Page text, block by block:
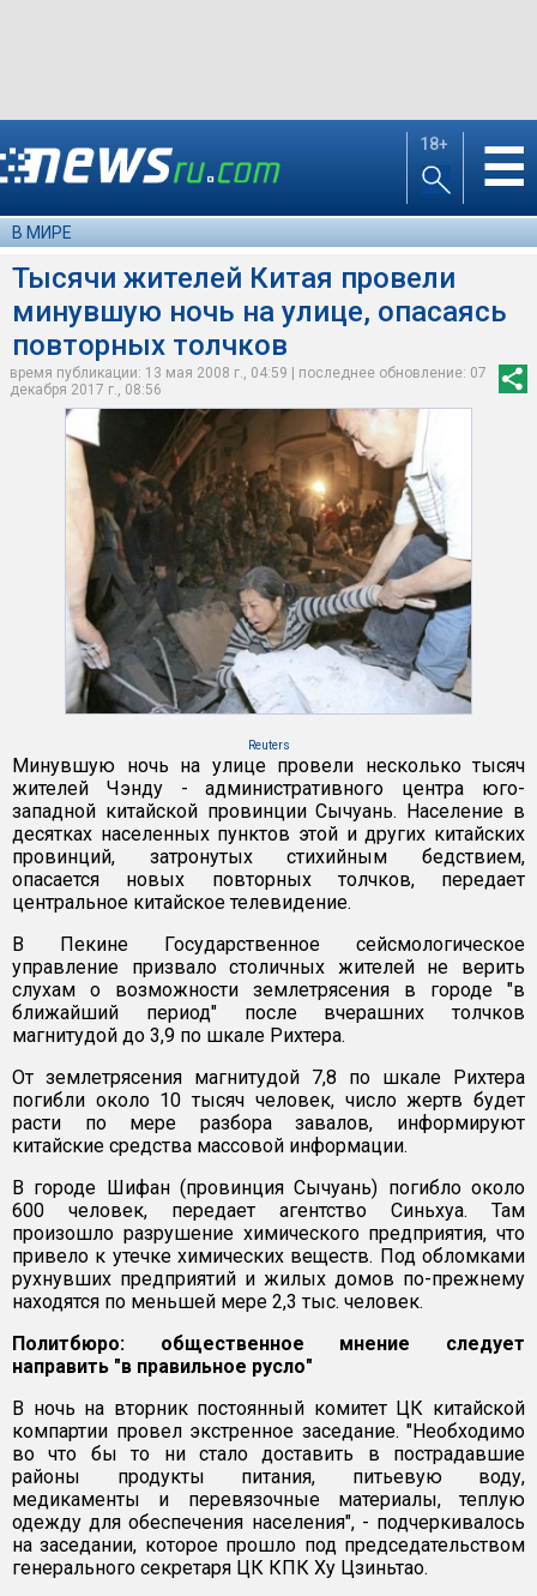
18+ ☰
В МИРЕ
Тысячи жителей Китая провели
минувшую ночь на улице, опасаясь
повторных толчков
время публикации: 13 мая 2008 г., 04:59 | последнее обновление: 07
декабря 2017 г., 08:56
Reuters
Минувшую ночь на улице провели несколько тысяч
жителей Чэнду - административного центра юго-
западной китайской провинции Сычуань. Население в
десятках населенных пунктов этой и других китайских
провинций, затронутых стихийным бедствием,
опасается новых повторных толчков, передает
центральное китайское телевидение.
В Пекине Государственное сейсмологическое
управление призвало столичных жителей не верить
слухам о возможности землетрясения в городе "в
ближайший период" после вчерашних толчков
магнитудой до 3,9 по шкале Рихтера.
От землетрясения магнитудой 7,8 по шкале Рихтера
погибли около 10 тысяч человек, число жертв будет
расти по мере разбора завалов, информируют
китайские средства массовой информации.
В городе Шифан (провинция Сычуань) погибло около
600 человек, передает агентство Синьхуа. Там
произошло разрушение химического предприятия, что
привело к утечке химических веществ. Под обломками
рухнувших предприятий и жилых домов по-прежнему
находятся по меньшей мере 2,3 тыс. человек.
Политбюро: общественное мнение следует
направить "в правильное русло"
В ночь на вторник постоянный комитет ЦК китайской
компартии провел экстренное заседание. "Необходимо
во что бы то ни стало доставить в пострадавшие
районы продукты питания, питьевую воду,
медикаменты и перевязочные материалы, теплую
одежду для обеспечения населения", - подчеркивалось
на заседании, которое прошло под председательством
генерального секретаря ЦК КПК Ху Цзиньтао.